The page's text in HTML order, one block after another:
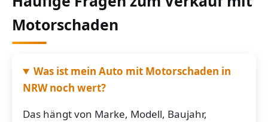
Motorschaden
Was ist mein Auto mit Motorschaden in
NRW noch wert?
Das hängt von Marke, Modell, Baujahr,